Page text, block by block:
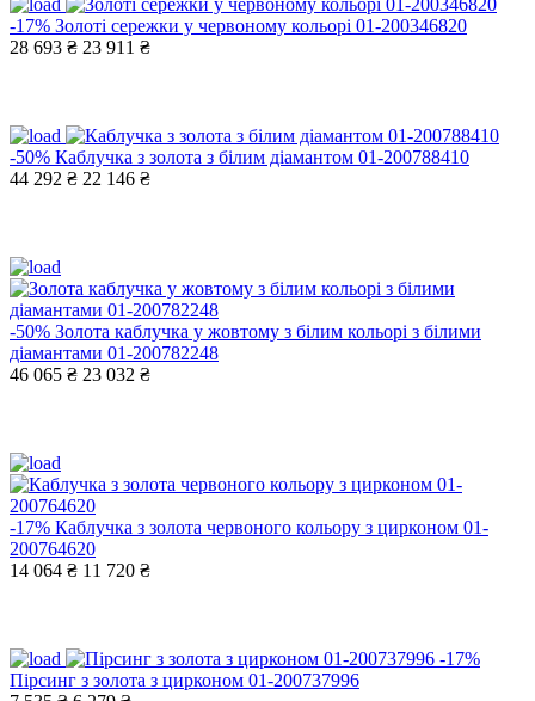
-17% Золоті сережки у червоному кольорі 01-200346820
28 693 ₴ 23 911 ₴
-50% Каблучка з золота з білим діамантом 01-200788410
44 292 ₴ 22 146 ₴
-50% Золота каблучка у жовтому з білим кольорі з білими
діамантами 01-200782248
46 065 ₴ 23 032 ₴
-17% Каблучка з золота червоного кольору з цирконом 01-
200764620
14 064 ₴ 11 720 ₴
-17%
Пірсинг з золота з цирконом 01-200737996